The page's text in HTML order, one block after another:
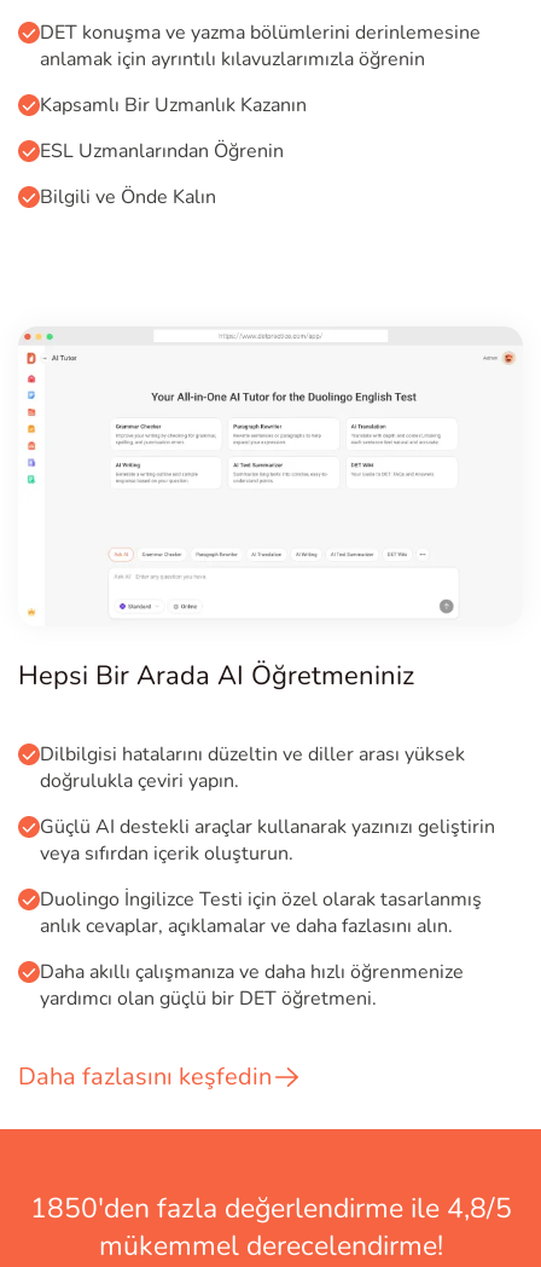
DET konuşma ve yazma bölümlerini derinlemesine
anlamak için ayrıntılı kılavuzlarımızla öğrenin
Kapsamlı Bir Uzmanlık Kazanın
ESL Uzmanlarından Öğrenin
Bilgili ve Önde Kalın
Hepsi Bir Arada AI Öğretmeniniz
Dilbilgisi hatalarını düzeltin ve diller arası yüksek
doğrulukla çeviri yapın.
Güçlü AI destekli araçlar kullanarak yazınızı geliştirin
veya sıfırdan içerik oluşturun.
Duolingo İngilizce Testi için özel olarak tasarlanmış
anlık cevaplar, açıklamalar ve daha fazlasını alın.
Daha akıllı çalışmanıza ve daha hızlı öğrenmenize
yardımcı olan güçlü bir DET öğretmeni.
Daha fazlasını keşfedin
1850'den fazla değerlendirme ile 4,8/5
mükemmel derecelendirme!